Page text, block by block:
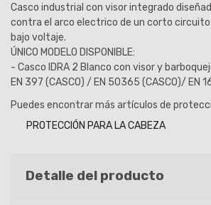
Casco industrial con visor integrado
contra el arco electrico de un corto
bajo voltaje.
ÚNICO MODELO DISPONIBLE:
- Casco IDRA 2 Blanco con visor y
EN 397 (CASCO) / EN 50365 (CASCO)/ EN
Puedes encontrar más artículos de
PROTECCIÓN PARA LA CABEZA
Detalle del producto